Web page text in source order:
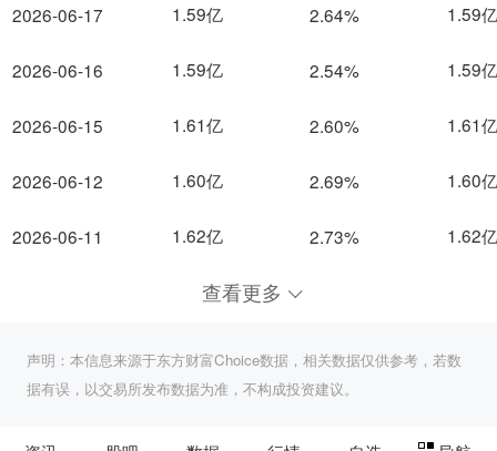
2026-06-17
2026-06-16
2026-06-15
2026-06-12
2026-06-11
1.59亿 2.64% 1.59亿
1.59亿 2.54% 1.59亿
1.61亿 2.60% 1.61亿
1.60亿 2.69% 1.60亿
1.62亿 2.73% 1.62亿
查看更多
声明：本信息来源于东方财富Choice数据，相关数据仅供参考，若数
据有误，以交易所发布数据为准，不构成投资建议。